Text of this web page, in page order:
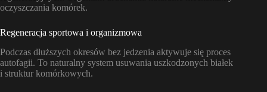
oczyszczania komórek.
Regeneracja sportowa i organizmowa
Podczas dłuższych okresów bez jedzenia aktywuje się proces
autofagii. To naturalny system usuwania uszkodzonych białek
i struktur komórkowych.